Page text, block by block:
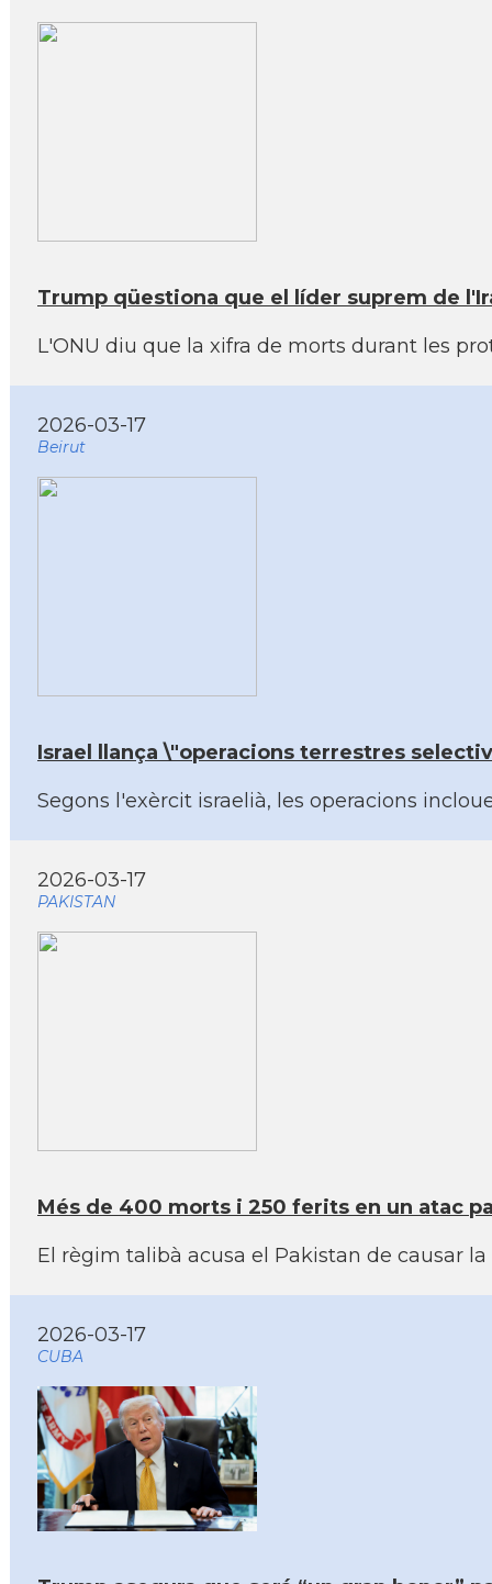
Trump qüestiona que el líder suprem de
L'ONU diu que la xifra de morts durant les
2026-03-17
Beirut
Israel llança \"operacions terrestres
Segons l'exèrcit israelià, les operacions
2026-03-17
PAKISTAN
Més de 400 morts i 250 ferits en un atac
El règim talibà acusa el Pakistan de causar
2026-03-17
CUBA